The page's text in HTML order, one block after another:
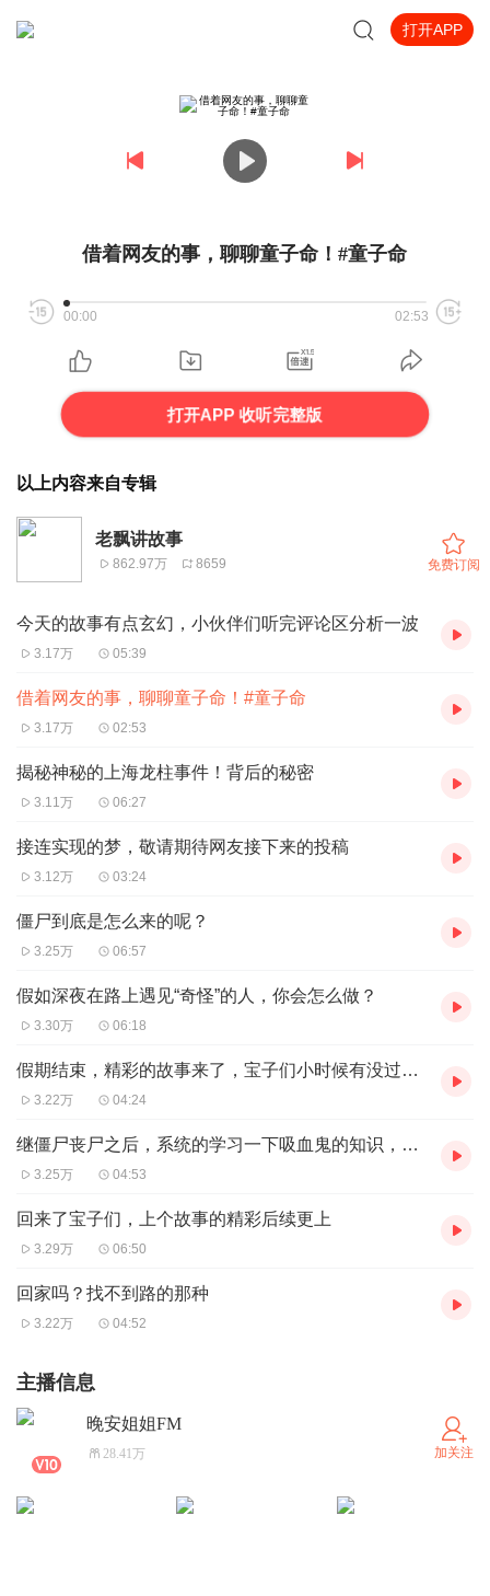
打开APP
借着网友的事，聊聊童子命！#童子命
00:00 02:53
打开APP 收听完整版
以上内容来自专辑
老飘讲故事
862.97万 8659 免费订阅
今天的故事有点玄幻，小伙伴们听完评论区分析一波
3.17万 05:39
借着网友的事，聊聊童子命！#童子命
3.17万 02:53
揭秘神秘的上海龙柱事件！背后的秘密
3.11万 06:27
接连实现的梦，敬请期待网友接下来的投稿
3.12万 03:24
僵尸到底是怎么来的呢？
3.25万 06:57
假如深夜在路上遇见“奇怪”的人，你会怎么做？
3.30万 06:18
假期结束，精彩的故事来了，宝子们小时候有没过类似的经历
3.22万 04:24
继僵尸丧尸之后，系统的学习一下吸血鬼的知识，那么问题来了
3.25万 04:53
回来了宝子们，上个故事的精彩后续更上
3.29万 06:50
回家吗？找不到路的那种
3.22万 04:52
主播信息
晚安姐姐FM
28.41万 加关注